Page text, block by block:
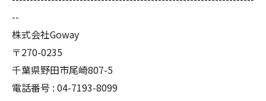
--
株式会社Goway
〒270-0235
千葉県野田市尾崎807-5
電話番号 : 04-7193-8099